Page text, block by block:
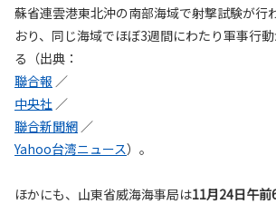
蘇省連雲港東北沖の南部海域で射撃試験が行
おり、同じ海域でほぼ3週間にわたり軍事行
る（出典：
聯合報 ／
中央社 ／
聯合新聞網 ／
Yahoo台湾ニュース）。
ほかにも、山東省威海海事局は11月24日午